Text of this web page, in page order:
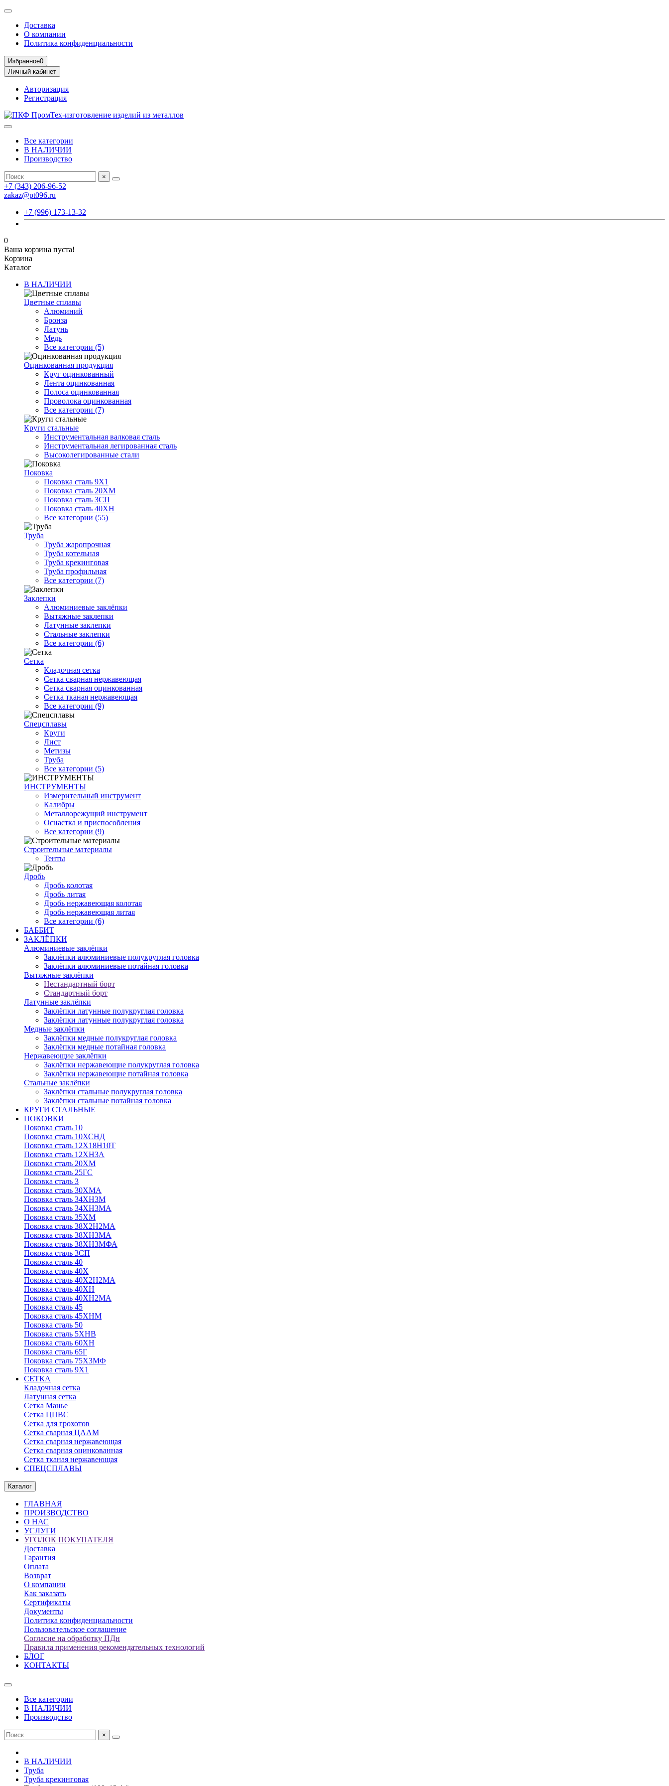
Доставка
О компании
Политика конфиденциальности
Избранное0
Личный кабинет
Авторизация
Регистрация
Все категории
В НАЛИЧИИ
Производство
×
+7 (343) 206-96-52
zakaz@pt096.ru
+7 (996) 173-13-32
0
Ваша корзина пуста!
Корзина
Каталог
В НАЛИЧИИ
Цветные сплавы
Алюминий
Бронза
Латунь
Медь
Все категории (5)
Оцинкованная продукция
Круг оцинкованный
Лента оцинкованная
Полоса оцинкованная
Проволока оцинкованная
Все категории (7)
Круги стальные
Инструментальная валковая сталь
Инструментальная легированная сталь
Высоколегированные стали
Поковка
Поковка сталь 9Х1
Поковка сталь 20ХМ
Поковка сталь 3СП
Поковка сталь 40ХН
Все категории (55)
Труба
Труба жаропрочная
Труба котельная
Труба крекинговая
Труба профильная
Все категории (7)
Заклепки
Алюминиевые заклёпки
Вытяжные заклепки
Латунные заклепки
Стальные заклепки
Все категории (6)
Сетка
Кладочная сетка
Сетка сварная нержавеющая
Сетка сварная оцинкованная
Сетка тканая нержавеющая
Все категории (9)
Спецсплавы
Круги
Лист
Метизы
Труба
Все категории (5)
ИНСТРУМЕНТЫ
Измерительный инструмент
Калибры
Металлорежущий инструмент
Оснастка и приспособления
Все категории (9)
Строительные материалы
Тенты
Дробь
Дробь колотая
Дробь литая
Дробь нержавеющая колотая
Дробь нержавеющая литая
Все категории (6)
БАББИТ
ЗАКЛЁПКИ
Алюминиевые заклёпки
Заклёпки алюминиевые полукруглая головка
Заклёпки алюминиевые потайная головка
Вытяжные заклёпки
Нестандартный борт
Стандартный борт
Латунные заклёпки
Заклёпки латунные полукруглая головка
Заклёпки латунные полукруглая головка
Медные заклёпки
Заклёпки медные полукруглая головка
Заклёпки медные потайная головка
Нержавеющие заклёпки
Заклёпки нержавеющие полукруглая головка
Заклёпки нержавеющие потайная головка
Стальные заклёпки
Заклёпки стальные полукруглая головка
Заклёпки стальные потайная головка
КРУГИ СТАЛЬНЫЕ
ПОКОВКИ
Поковка сталь 10
Поковка сталь 10ХСНД
Поковка сталь 12Х18Н10Т
Поковка сталь 12ХН3А
Поковка сталь 20ХМ
Поковка сталь 25ГС
Поковка сталь 3
Поковка сталь 30ХМА
Поковка сталь 34ХН3М
Поковка сталь 34ХН3МА
Поковка сталь 35ХМ
Поковка сталь 38Х2Н2МА
Поковка сталь 38ХН3МА
Поковка сталь 38ХН3МФА
Поковка сталь 3СП
Поковка сталь 40
Поковка сталь 40Х
Поковка сталь 40Х2Н2МА
Поковка сталь 40ХН
Поковка сталь 40ХН2МА
Поковка сталь 45
Поковка сталь 45ХНМ
Поковка сталь 50
Поковка сталь 5ХНВ
Поковка сталь 60ХН
Поковка сталь 65Г
Поковка сталь 75Х3МФ
Поковка сталь 9Х1
СЕТКА
Кладочная сетка
Латунная сетка
Сетка Манье
Сетка ЦПВС
Сетка для грохотов
Сетка сварная ЦААМ
Сетка сварная нержавеющая
Сетка сварная оцинкованная
Сетка тканая нержавеющая
СПЕЦСПЛАВЫ
Каталог
ГЛАВНАЯ
ПРОИЗВОДСТВО
О НАС
УСЛУГИ
УГОЛОК ПОКУПАТЕЛЯ
Доставка
Гарантия
Оплата
Возврат
О компании
Как заказать
Сертификаты
Документы
Политика конфиденциальности
Пользовательское соглашение
Согласие на обработку ПДн
Правила применения рекомендательных технологий
БЛОГ
КОНТАКТЫ
Все категории
В НАЛИЧИИ
Производство
×
В НАЛИЧИИ
Труба
Труба крекинговая